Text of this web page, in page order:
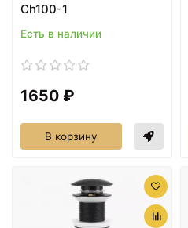
Ch100-1
Есть в наличии
1650 ₽
В корзину